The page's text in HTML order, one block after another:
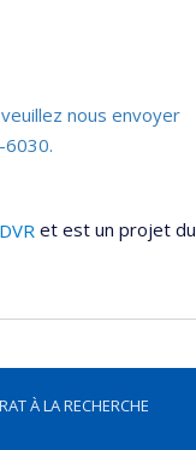
nous envoyer
et est un projet du
À LA RECHERCHE